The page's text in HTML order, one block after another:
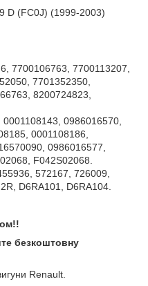
D (FC0J) (1999-2003)
7700106763, 7700113207,
7701352350,
8200724823,
0986016570,
0001108186,
0986016577,
F042S02068.
572167, 726009,
D6RA101, D6RA104.
безкоштовну
Renault.